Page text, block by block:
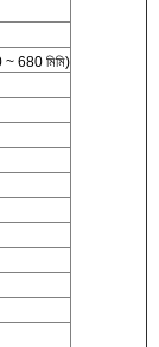
~ 680 মিমি)